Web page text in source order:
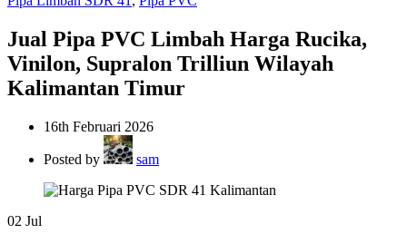
Jual Pipa PVC Limbah Harga Rucika,
Vinilon, Supralon Trilliun Wilayah
Kalimantan Timur
16th Februari 2026
Posted by sam
02 Jul